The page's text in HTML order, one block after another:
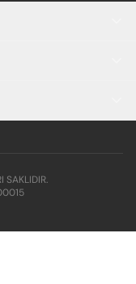
SAKLIDIR.